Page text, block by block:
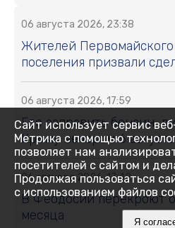
06 августа 2026, 23:38
Жителей Первомайского
поселения призвали
06 августа 2026, 17:59
Где заправить бензин,
Крыму вечером 6
06 августа 2026, 17:42
В Феодосии перекроют
месяца
Сайт использует сервис
Метрика с помощью
позволяет нам
посетителей с сайтом и
Продолжая пользоваться
с использованием файлов
Я